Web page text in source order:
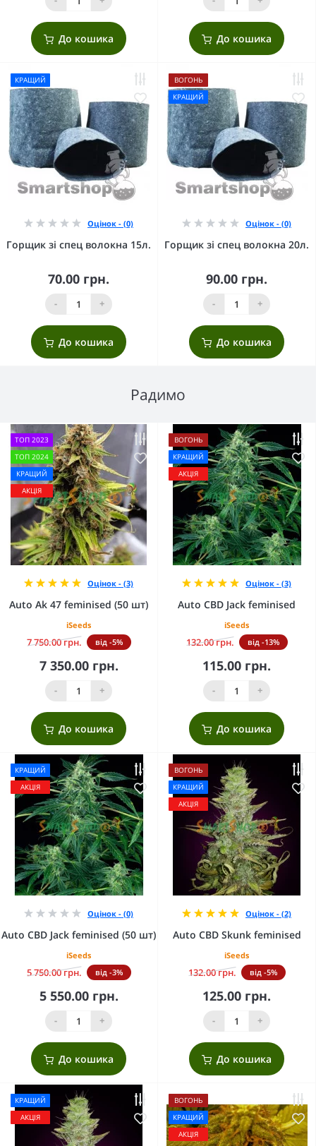
До кошика До кошика
КРАЩИЙ
Оцінок - (0)
Горщик зі спец волокна 15л.
70.00 грн.
- +
До кошика
ВОГОНЬ
КРАЩИЙ
Оцінок - (0)
Горщик зі спец волокна 20л.
90.00 грн.
- +
До кошика
Радимо
ТОП 2023
ТОП 2024
КРАЩИЙ
АКЦІЯ
Оцінок - (3)
Auto Ak 47 feminised (50 шт)
iSeeds
7 750.00 грн. від -5%
7 350.00 грн.
- +
До кошика
ВОГОНЬ
КРАЩИЙ
АКЦІЯ
Оцінок - (3)
Auto CBD Jack feminised
iSeeds
132.00 грн. від -13%
115.00 грн.
- +
До кошика
КРАЩИЙ
АКЦІЯ
Оцінок - (0)
Auto CBD Jack feminised (50 шт)
iSeeds
5 750.00 грн. від -3%
5 550.00 грн.
- +
До кошика
ВОГОНЬ
КРАЩИЙ
АКЦІЯ
Оцінок - (2)
Auto CBD Skunk feminised
iSeeds
132.00 грн. від -5%
125.00 грн.
- +
До кошика
КРАЩИЙ
АКЦІЯ
ВОГОНЬ
КРАЩИЙ
АКЦІЯ